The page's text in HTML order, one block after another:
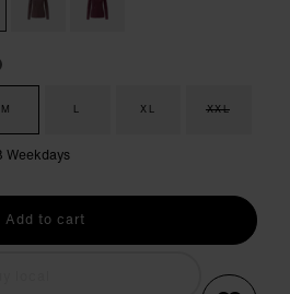
M L XL XXL
Weekdays
Add to cart